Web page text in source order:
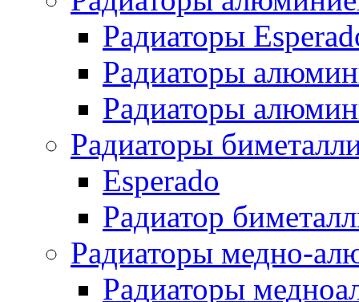
Радиаторы
Радиаторы
Радиаторы
Радиаторы
Esperado
Радиатор
Радиаторы медно-
Радиаторы